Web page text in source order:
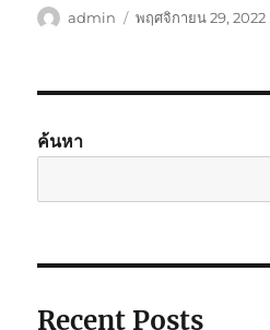
ผู้
admin
เขียน
พฤศจิกายน 29, 2022
ค้นหา
Recent Posts